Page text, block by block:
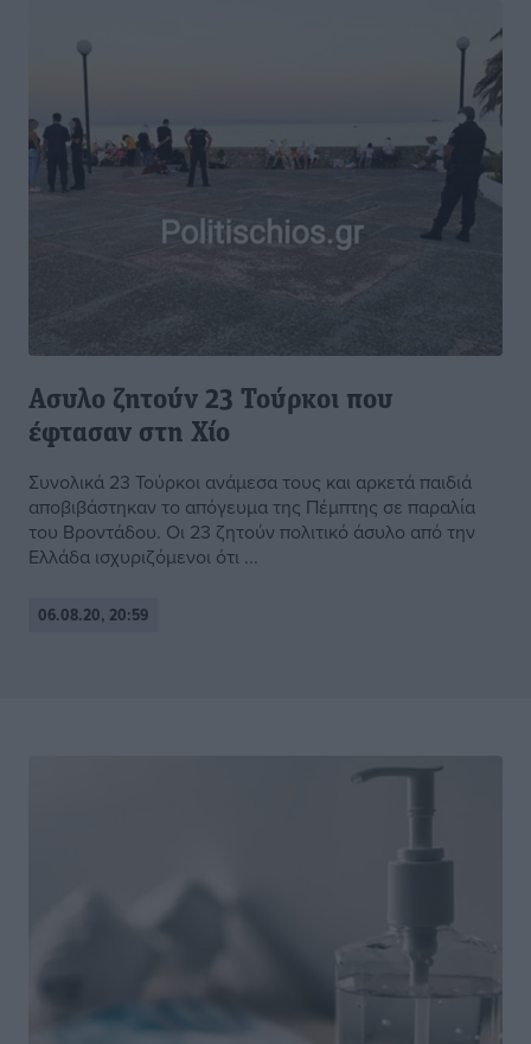
Ασυλο ζητούν 23 Τούρκοι που
έφτασαν στη Χίο
Συνολικά 23 Τούρκοι ανάμεσα τους και αρκετά παιδιά
αποβιβάστηκαν το απόγευμα της Πέμπτης σε παραλία
του Βροντάδου. Οι 23 ζητούν πολιτικό άσυλο από την
Ελλάδα ισχυριζόμενοι ότι ...
06.08.20, 20:59